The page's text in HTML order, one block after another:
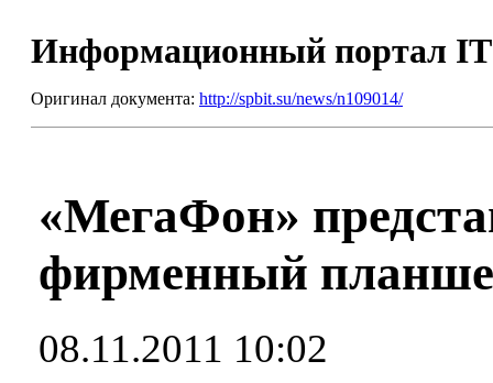
Информационный портал
Оригинал документа: http://spbit.su/news/n109014/
«МегаФон»
фирменный
08.11.2011 10:02